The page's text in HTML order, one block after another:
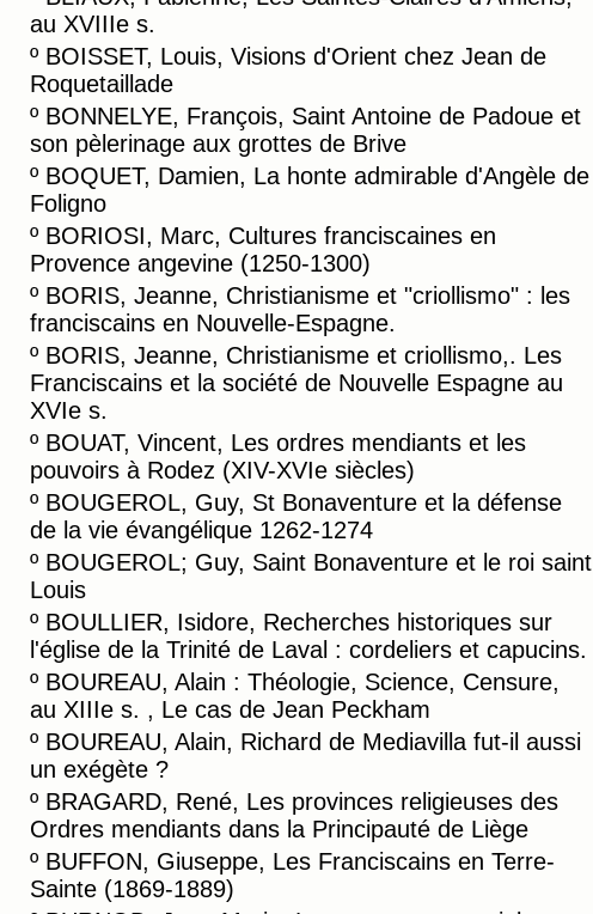
au XVIIIe s.
º BOISSET, Louis, Visions d'Orient chez Jean de
Roquetaillade
º BONNELYE, François, Saint Antoine de Padoue et
son pèlerinage aux grottes de Brive
º BOQUET, Damien, La honte admirable d'Angèle de
Foligno
º BORIOSI, Marc, Cultures franciscaines en
Provence angevine (1250-1300)
º BORIS, Jeanne, Christianisme et "criollismo" : les
franciscains en Nouvelle-Espagne.
º BORIS, Jeanne, Christianisme et criollismo,. Les
Franciscains et la société de Nouvelle Espagne au
XVIe s.
º BOUAT, Vincent, Les ordres mendiants et les
pouvoirs à Rodez (XIV-XVIe siècles)
º BOUGEROL, Guy, St Bonaventure et la défense
de la vie évangélique 1262-1274
º BOUGEROL; Guy, Saint Bonaventure et le roi saint
Louis
º BOULLIER, Isidore, Recherches historiques sur
l'église de la Trinité de Laval : cordeliers et capucins.
º BOUREAU, Alain : Théologie, Science, Censure,
au XIIIe s. , Le cas de Jean Peckham
º BOUREAU, Alain, Richard de Mediavilla fut-il aussi
un exégète ?
º BRAGARD, René, Les provinces religieuses des
Ordres mendiants dans la Principauté de Liège
º BUFFON, Giuseppe, Les Franciscains en Terre-
Sainte (1869-1889)